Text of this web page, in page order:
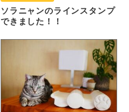
ソラニャンのラインスタンプ
できました！！